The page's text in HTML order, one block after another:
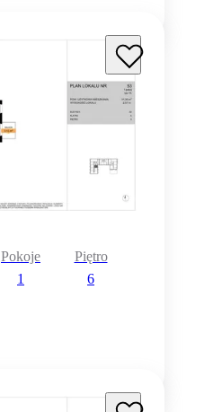
Pokoje
1
Piętro
6